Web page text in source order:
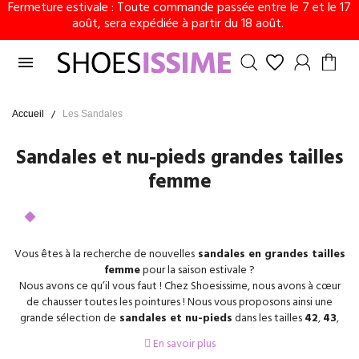
Fermeture estivale : Toute commande passée entre le 7 et le 17
août, sera expédiée à partir du 18 août.

Accueil Les Sandales
Sandales et nu-pieds grandes tailles
femme
Vous êtes à la recherche de nouvellessandales en grandes tailles
femmepour la saison estivale ?
Nous avons ce qu’il vous faut ! Chez Shoesissime, nous avons à cœur
de chausser toutes les pointures ! Nous vous proposons ainsi une
grande sélection de sandales et nu-piedsdans les tailles42,43,
. Découvrez un grand choix de mules
sandales à talon en grande pointure
En savoir plus